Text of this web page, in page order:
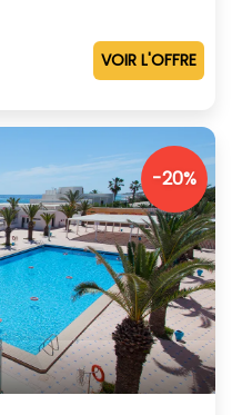
VOIR L'OFFRE
-20%